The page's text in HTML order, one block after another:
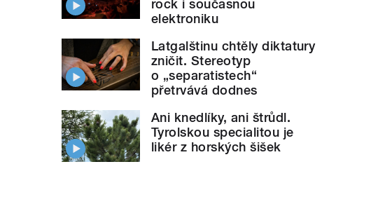
rock i současnou
elektroniku
Latgalštinu chtěly diktatury
zničit. Stereotyp
o „separatistech“
přetrvává dodnes
Ani knedlíky, ani štrůdl.
Tyrolskou specialitou je
likér z horských šišek